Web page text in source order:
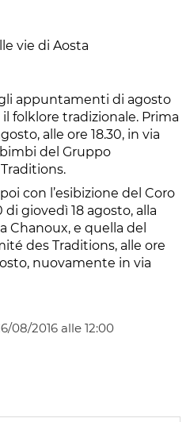
appuntamenti di agosto
folklore tradizionale. Prima
alle ore 18.30, in via
bimbi del Gruppo
con l’esibizione del Coro
di giovedì 18 agosto, alla
Chanoux, e quella del
des Traditions, alle ore
nuovamente in via
08/2016 alle 12:00